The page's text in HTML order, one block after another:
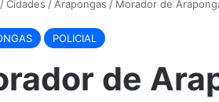
/Cidades / Arapongas / Morador de
POLICIAL
de